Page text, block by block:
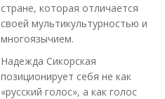
стране, которая отличается
своей мультикультурностью и
многоязычием.
Надежда Сикорская
позиционирует себя не как
«русский голос», а как голос